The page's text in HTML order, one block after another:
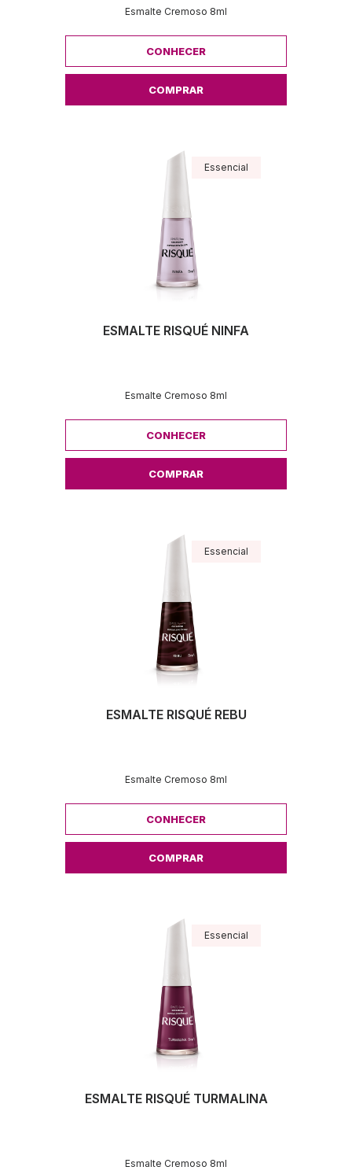
Esmalte Cremoso 8ml
CONHECER
COMPRAR
Essencial
ESMALTE RISQUÉ NINFA
Esmalte Cremoso 8ml
CONHECER
COMPRAR
Essencial
ESMALTE RISQUÉ REBU
Esmalte Cremoso 8ml
CONHECER
COMPRAR
Essencial
ESMALTE RISQUÉ TURMALINA
Esmalte Cremoso 8ml